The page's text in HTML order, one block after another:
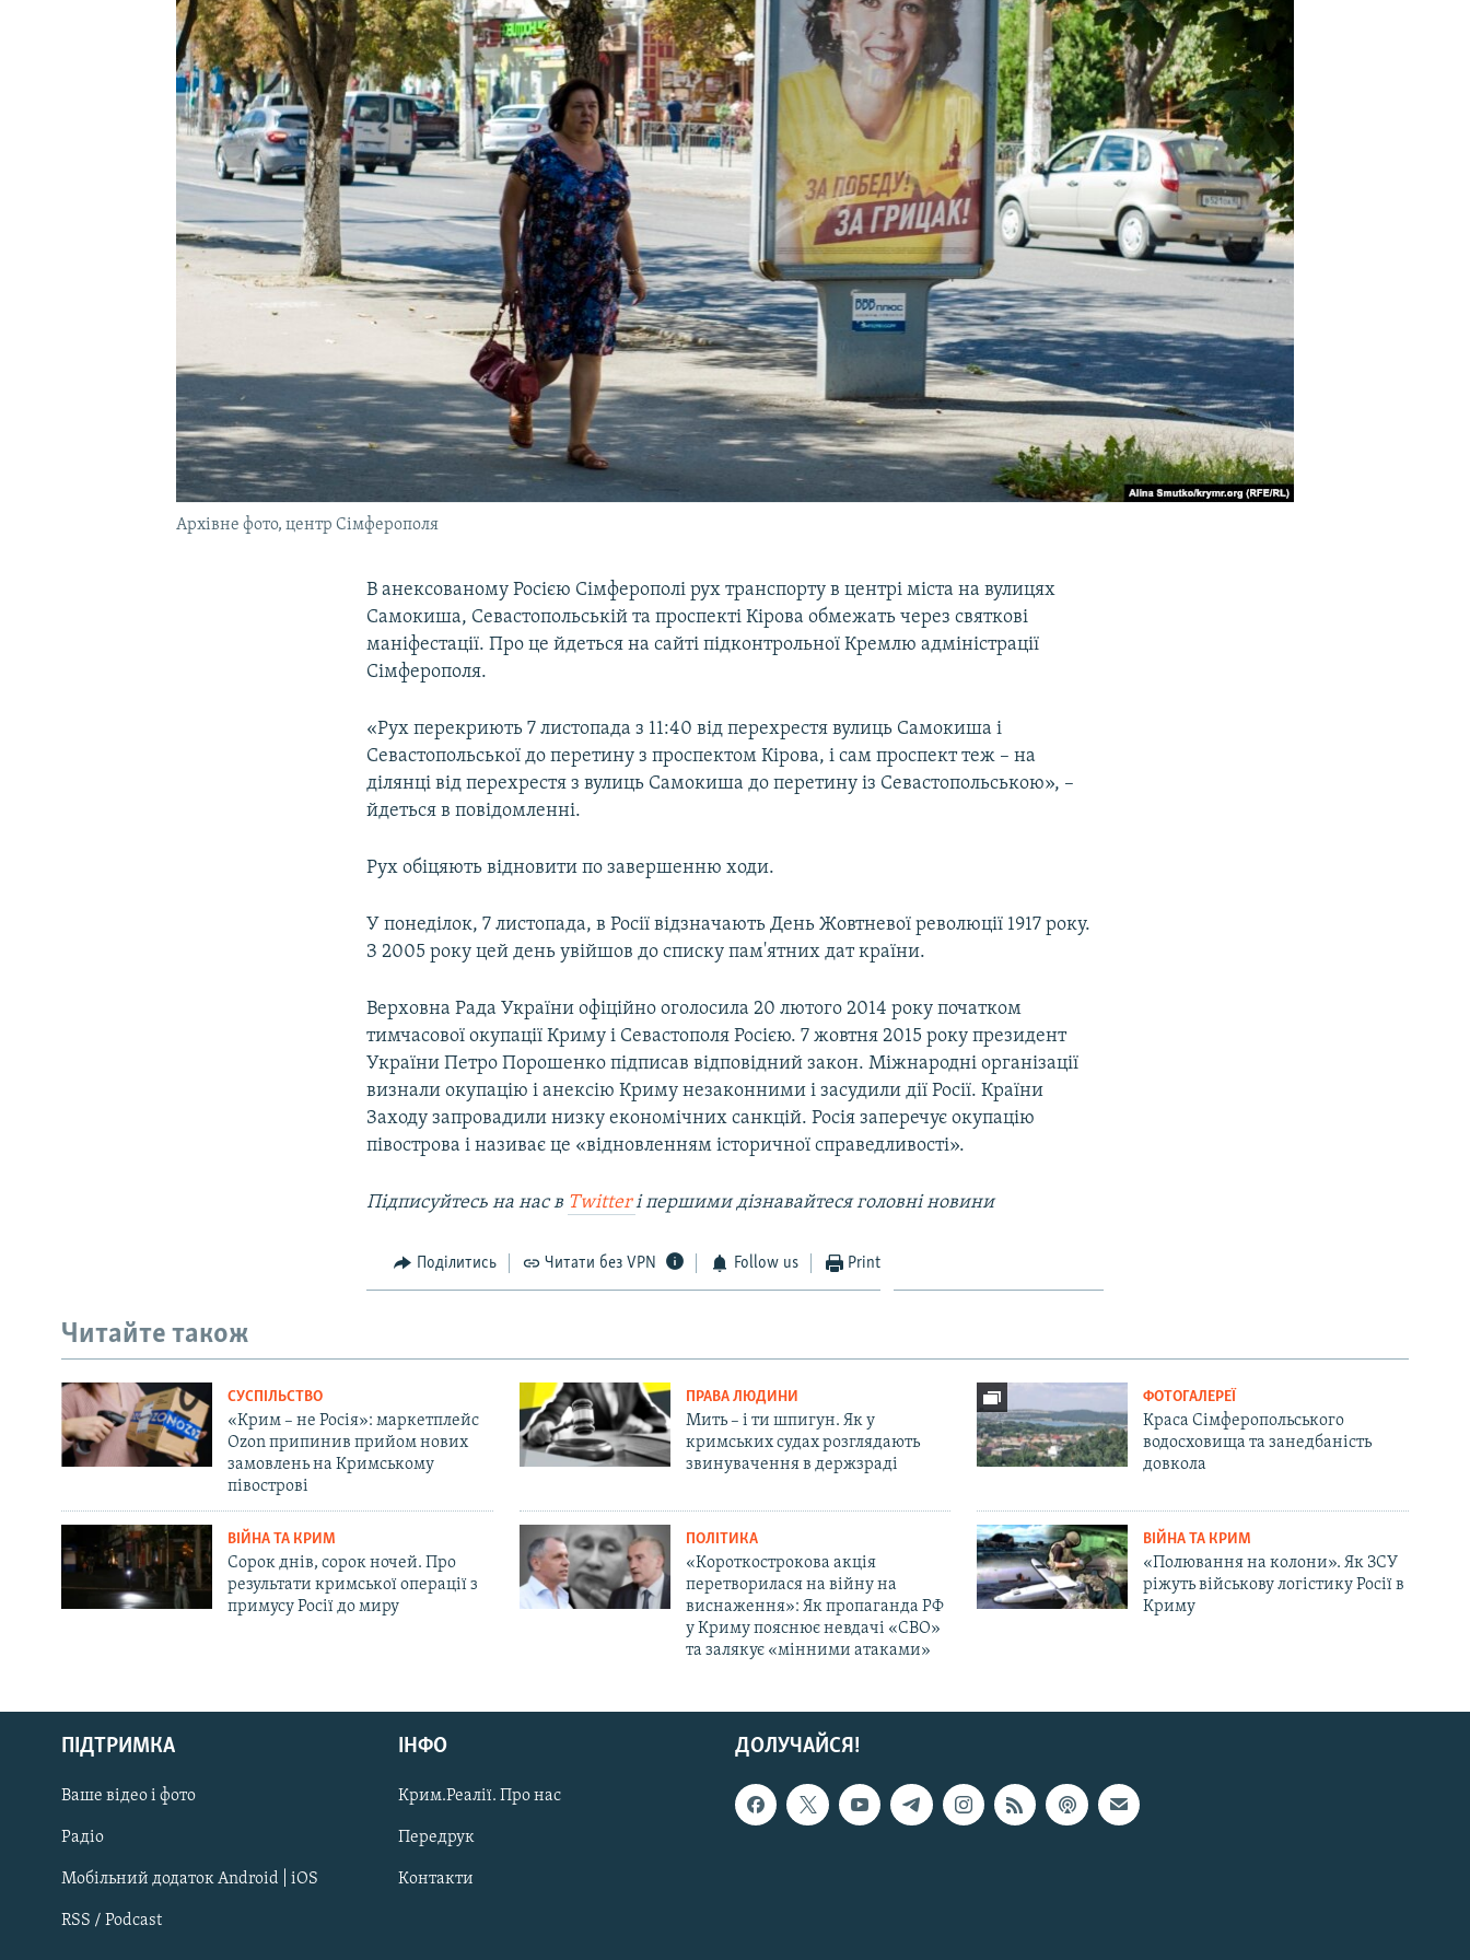
УКРАЇНСЬКА ПРОБЛЕМА КРИМУ
Русский
Qırımtatar
ДОЛУЧАЙСЯ!
Архівне фото, центр Сімферополя
В анексованому Росією Сімферополі рух транспорту в центрі міста на вулицях
Самокиша, Севастопольській та проспекті Кірова обмежать через святкові
маніфестації. Про це йдеться на сайті підконтрольної Кремлю адміністрації
Сімферополя.
«Рух перекриють 7 листопада з 11:40 від перехрестя вулиць Самокиша і
Севастопольської до перетину з проспектом Кірова, і сам проспект теж – на
ділянці від перехрестя з вулиць Самокиша до перетину із Севастопольською», –
йдеться в повідомленні.
Рух обіцяють відновити по завершенню ходи.
У понеділок, 7 листопада, в Росії відзначають День Жовтневої революції 1917 року.
З 2005 року цей день увійшов до списку пам'ятних дат країни.
Верховна Рада України офіційно оголосила 20 лютого 2014 року початком
тимчасової окупації Криму і Севастополя Росією. 7 жовтня 2015 року президент
України Петро Порошенко підписав відповідний закон. Міжнародні організації
визнали окупацію і анексію Криму незаконними і засудили дії Росії. Країни
Заходу запровадили низку економічних санкцій. Росія заперечує окупацію
півострова і називає це «відновленням історичної справедливості».
Підписуйтесь на наc в Twitterі першими дізнавайтеся головні новини
Поділитись Читати без VPN Follow us Print
Читайте також
СУСПІЛЬСТВО
«Крим – не Росія»: маркетплейс
Ozon припинив прийом нових
замовлень на Кримському
півострові
ПРАВА ЛЮДИНИ
Мить – і ти шпигун. Як у
кримських судах розглядають
звинувачення в держзраді
ФОТОГАЛЕРЕЇ
Краса Сімферопольського
водосховища та занедбаність
довкола
ВІЙНА ТА КРИМ
Сорок днів, сорок ночей. Про
результати кримської операції з
примусу Росії до миру
ПОЛІТИКА
«Короткострокова акція
перетворилася на війну на
виснаження»: Як пропаганда РФ
у Криму пояснює невдачі «СВО»
та залякує «мінними атаками»
ВІЙНА ТА КРИМ
«Полювання на колони». Як ЗСУ
ріжуть військову логістику Росії в
Криму
ДОЛУЧАЙСЯ!
ПІДТРИМКА
Ваше відео і фото
Радіо
Мобільний додаток Android | iOS
RSS / Podcast
ІНФО
Крим.Реалії. Про нас
Передрук
Контакти